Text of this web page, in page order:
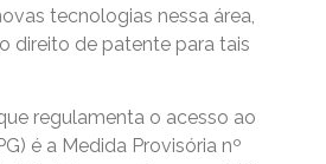
tecnologias nessa área,
direito de patente para tais
regulamenta o acesso ao
é a Medida Provisória nº